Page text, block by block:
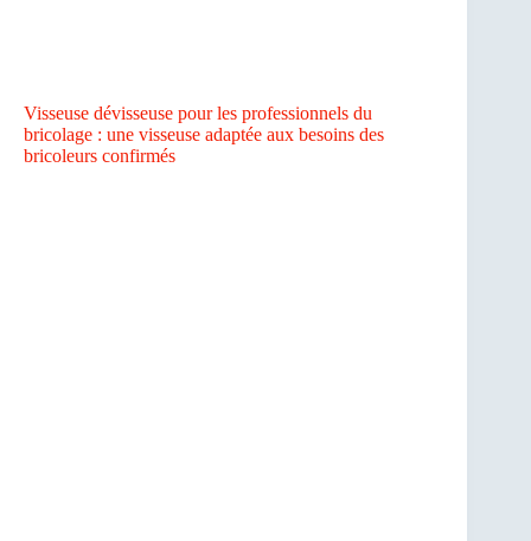
Visseuse dévisseuse pour les professionnels du
bricolage : une visseuse adaptée aux besoins des
bricoleurs confirmés